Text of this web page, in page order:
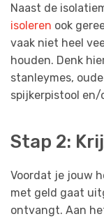
Naast de
isoleren ook
vaak niet heel
houden. Denk
stanleymes,
spijkerpistool
Stap 2:
Voordat je jouw
met geld gaat
ontvangt. Aan